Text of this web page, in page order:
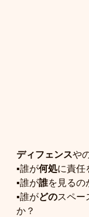
ディフェンスや
▪️誰が何処に責任
▪️誰が誰を見るの
▪️誰がどのスペー
か？